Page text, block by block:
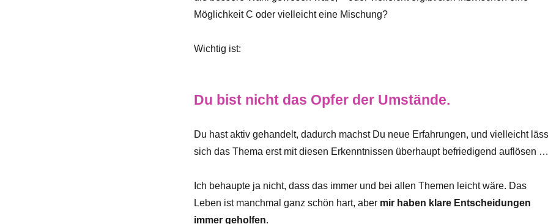
Möglichkeit C oder vielleicht eine Mischung?
Wichtig ist:
Du bist nicht das Opfer der Umstände.
Du hast aktiv gehandelt, dadurch machst Du neue Erfahrungen, und vielleicht
sich das Thema erst mit diesen Erkenntnissen überhaupt befriedigend auflösen …
Ich behaupte ja nicht, dass das immer und bei allen Themen leicht wäre. Das
Leben ist manchmal ganz schön hart, aber mir haben klare Entscheidungen
immer geholfen.